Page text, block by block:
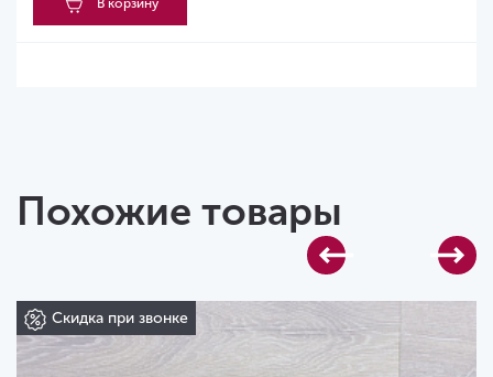
В корзину
Похожие товары
Скидка при звонке